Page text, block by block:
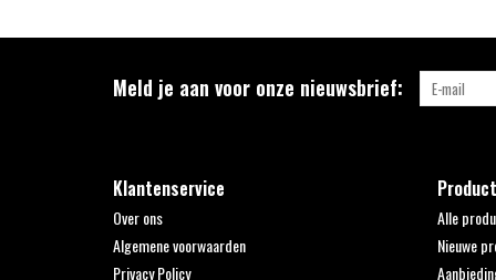
Meld je aan voor onze nieuwsbrief:
Klantenservice
Over ons
Algemene voorwaarden
Privacy Policy
Alle
Nieuwe